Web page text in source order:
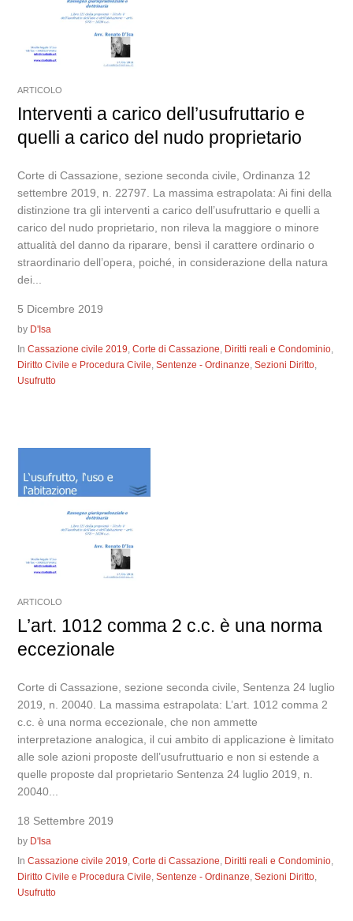
ARTICOLO
Interventi a carico dell’usufruttario e
quelli a carico del nudo proprietario
Corte di Cassazione, sezione seconda civile, Ordinanza 12
settembre 2019, n. 22797. La massima estrapolata: Ai fini della
distinzione tra gli interventi a carico dell’usufruttario e quelli a
carico del nudo proprietario, non rileva la maggiore o minore
attualità del danno da riparare, bensì il carattere ordinario o
straordinario dell’opera, poiché, in considerazione della natura
dei...
5 Dicembre 2019
by D'Isa
InCassazione civile 2019,Corte di Cassazione, Diritti reali e Condominio,
Diritto Civile e Procedura Civile,Sentenze - Ordinanze,Sezioni Diritto,
Usufrutto
ARTICOLO
L’art. 1012 comma 2 c.c. è una norma
eccezionale
Corte di Cassazione, sezione seconda civile, Sentenza 24 luglio
2019, n. 20040. La massima estrapolata: L’art. 1012 comma 2
c.c. è una norma eccezionale, che non ammette
interpretazione analogica, il cui ambito di applicazione è limitato
alle sole azioni proposte dell’usufruttuario e non si estende a
quelle proposte dal proprietario Sentenza 24 luglio 2019, n.
20040...
18 Settembre 2019
by D'Isa
InCassazione civile 2019,Corte di Cassazione, Diritti reali e Condominio,
Diritto Civile e Procedura Civile,Sentenze - Ordinanze,Sezioni Diritto,
Usufrutto